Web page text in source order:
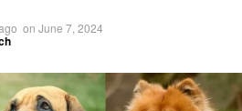
on June 7, 2024